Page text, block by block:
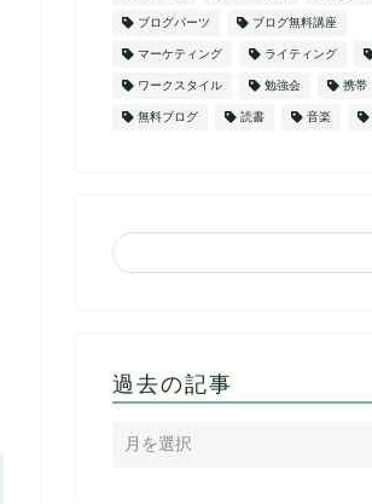
ブログパーツ ブログ無料講座
マーケティング ライティング
ワークスタイル 勉強会 携帯
無料ブログ 読書 音楽
過去の記事